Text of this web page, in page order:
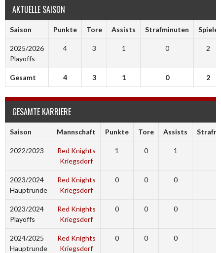
AKTUELLE SAISON
Saison Punkte Tore Assists Strafminuten Spiele
2025/2026
Playoffs
4 3 1 0 2
Gesamt 4 3 1 0 2
GESAMTE KARRIERE
Saison Mannschaft Punkte Tore Assists
2022/2023
Red Knights
Kriegsdorf
1 0 1
2023/2024
Hauptrunde
Red Knights
Kriegsdorf
0 0 0
2023/2024
Playoffs
Red Knights
Kriegsdorf
0 0 0
2024/2025
Hauptrunde
Red Knights
Kriegsdorf
0 0 0